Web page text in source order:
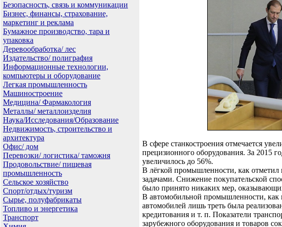
Безопасность, связь и коммуникации
Бизнес, финансы, страхование,
маркетинг и реклама
Бумажное производство, тара и
упаковка
Деревообработка/ лес
Издательство/ полиграфия
Информационные технологии,
компьютеры и оборудование
Легкая промышленность
Машиностроение
Медицина/ Фармакология
Металлы/ металлоизделия
Наука/Исследования/Образование
Недвижимость, строительство и
архитектура
Офис/ дом
Перевозки/ логистика/ таможня
Продовольствие/ пищевая
промышленность
Сельское хозяйство
Спорт/отдых/туризм
Сырье, полуфабрикаты
Топливо и энергетика
Транспорт
В сфере станкостроения отмечается
прецизионного оборудования. За 2015
увеличилось до 56%.
В лёгкой промышленности, как отметил
задачами. Снижение покупательской
было принято никаких мер,
В автомобильной промышленности, как
автомобилей лишь треть была
кредитования и т. п. Показатели
зарубежного оборудования и товаров